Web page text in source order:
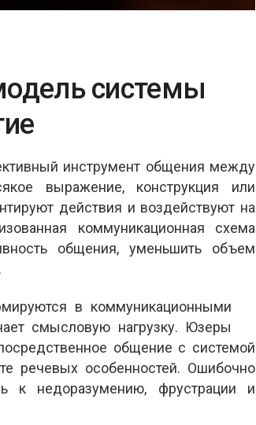
системы
инструмент общения между
выражение, конструкция или
действия и воздействуют на
коммуникационная схема
общения, уменьшить объем
в коммуникационными
смысловую нагрузку. Юзеры
общение с системой
речевых особенностей. Ошибочно
к недоразумению, фрустрации и